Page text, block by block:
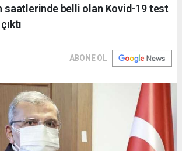
saatlerinde belli olan Kovid-19 test
ABONE OL